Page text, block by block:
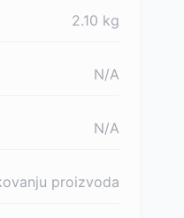
2.10 kg
N/A
N/A
proizvoda